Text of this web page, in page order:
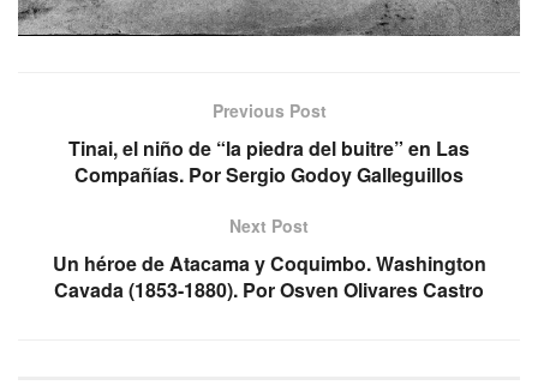
Previous Post
Tinai, el niño de “la piedra del buitre” en Las
Compañías. Por Sergio Godoy Galleguillos
Next Post
Un héroe de Atacama y Coquimbo. Washington
Cavada (1853-1880). Por Osven Olivares Castro